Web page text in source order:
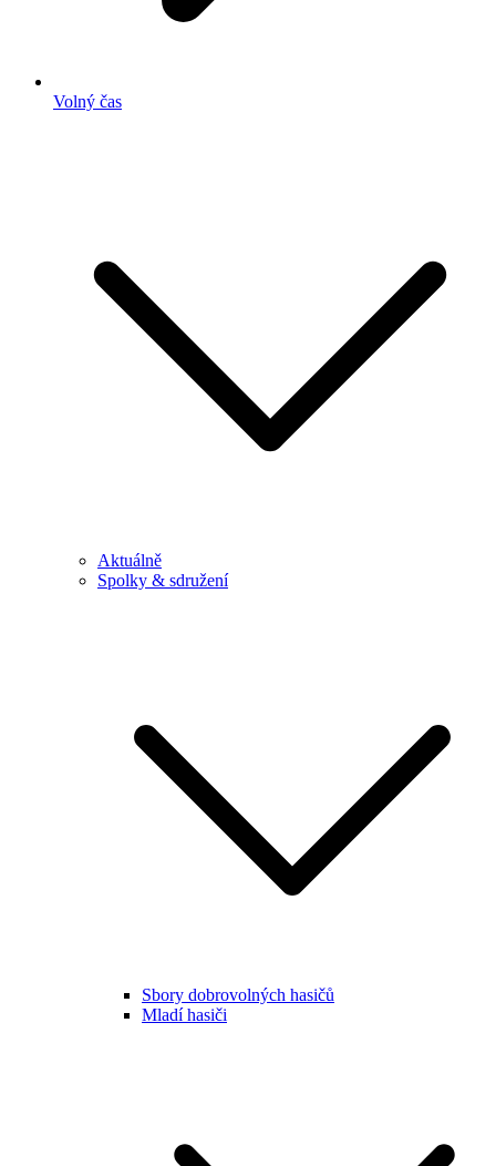
Volný čas
Aktuálně
Spolky & sdružení
Sbory dobrovolných hasičů
Mladí hasiči